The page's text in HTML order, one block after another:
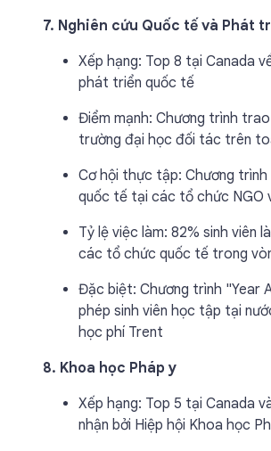
7. Nghiên cứu Quốc tế và Phát
Xếp hạng: Top 8 tại Canada
phát triển quốc tế
Điểm mạnh: Chương trình
trường đại học đối tác trên
Cơ hội thực tập: Chương
quốc tế tại các tổ chức NGO
Tỷ lệ việc làm: 82% sinh viên
các tổ chức quốc tế trong
Đặc biệt: Chương trình "Year
phép sinh viên học tập tại
học phí Trent
8. Khoa học Pháp y
Xếp hạng: Top 5 tại Canada
nhận bởi Hiệp hội Khoa học